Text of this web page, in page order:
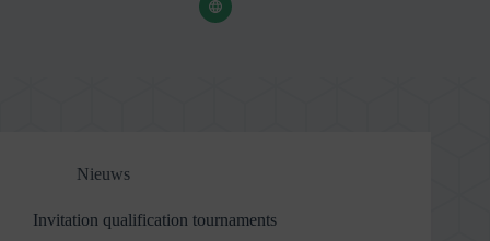
Nieuws
Invitation qualification tournaments